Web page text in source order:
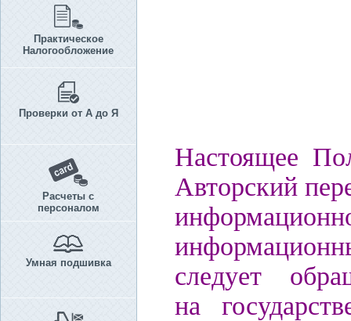
Практическое
Налогообложение
Проверки от А до Я
Расчеты с
персоналом
Умная подшивка
Настоящее
Авторский
следует
на